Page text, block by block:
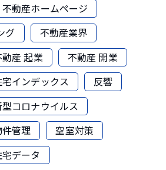
不動産ホームページ
グ
不動産業界
産 起業
不動産 開業
インデックス
反響
コロナウイルス
件管理
空室対策
データ